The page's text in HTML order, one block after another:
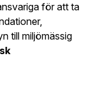
för att ta
till miljömässig